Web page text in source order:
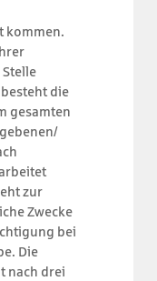
kommen.
die
gesamten
zur
Zwecke
bei
Die
nach drei